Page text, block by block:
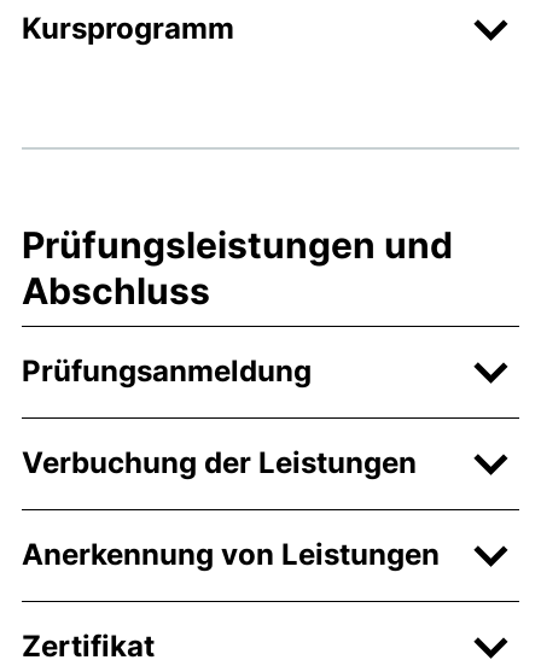
Kursprogramm
Prüfungsleistungen und
Abschluss
Prüfungsanmeldung
Verbuchung der Leistungen
Anerkennung von Leistungen
Zertifikat